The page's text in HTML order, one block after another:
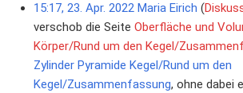
15:17, 23. Apr. 2022 Maria Eirich
verschob die Seite Oberfläche und
Körper/Rund um den Kegel/
Zylinder Pyramide Kegel/Rund um den
Kegel/Zusammenfassung, ohne dabei